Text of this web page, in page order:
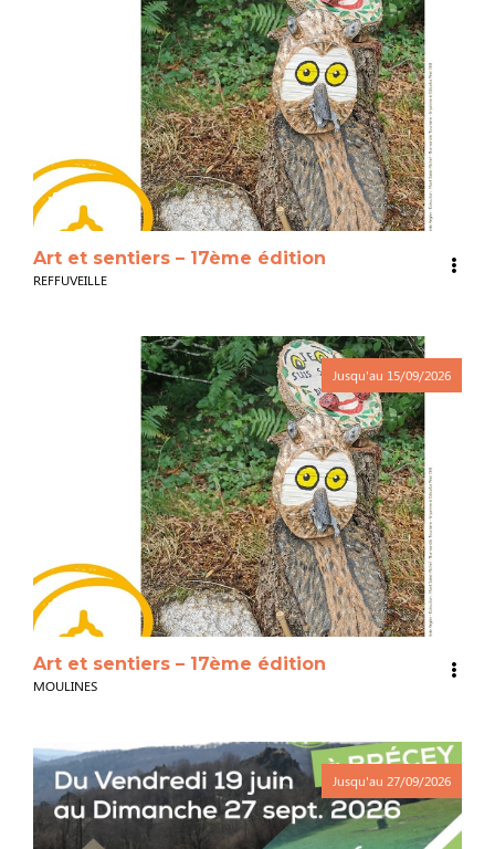
Art et sentiers – 17ème édition
REFFUVEILLE
Jusqu'au 15/09/2026
Art et sentiers – 17ème édition
MOULINES
Jusqu'au 27/09/2026